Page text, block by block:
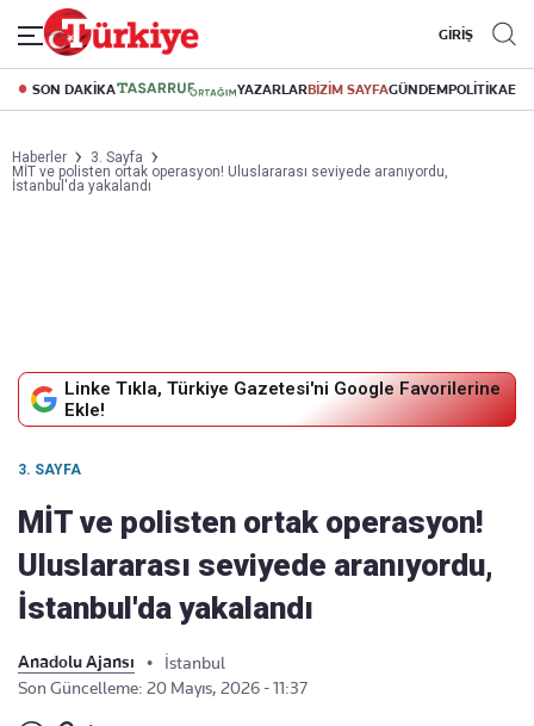
GİRİŞ
SON DAKİKA YAZARLARBİZİM SAYFAGÜNDEMPOLİTİKA
Haberler
3. Sayfa
MİT ve polisten ortak operasyon! Uluslararası seviyede aranıyordu,
İstanbul'da yakalandı
Linke Tıkla, Türkiye Gazetesi'ni Google Favorilerine
Ekle!
3. SAYFA
MİT ve polisten ortak operasyon!
Uluslararası seviyede aranıyordu,
İstanbul'da yakalandı
Anadolu Ajansı •
İstanbul
Son Güncelleme: 20 Mayıs, 2026 - 11:37